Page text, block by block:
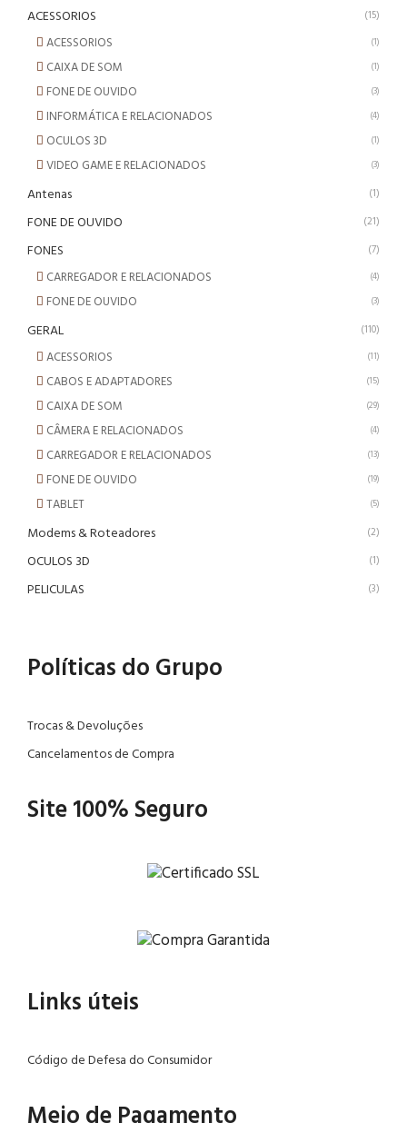
ACESSORIOS (15)
ACESSORIOS (1)
CAIXA DE SOM (1)
FONE DE OUVIDO (3)
INFORMÁTICA E RELACIONADOS (4)
OCULOS 3D (1)
VIDEO GAME E RELACIONADOS (3)
Antenas (1)
FONE DE OUVIDO (21)
FONES (7)
CARREGADOR E RELACIONADOS (4)
FONE DE OUVIDO (3)
GERAL (110)
ACESSORIOS (11)
CABOS E ADAPTADORES (15)
CAIXA DE SOM (29)
CÂMERA E RELACIONADOS (4)
CARREGADOR E RELACIONADOS (13)
FONE DE OUVIDO (19)
TABLET (5)
Modems & Roteadores (2)
OCULOS 3D (1)
PELICULAS (3)
Políticas do Grupo
Trocas & Devoluções
Cancelamentos de Compra
Site 100% Seguro
Links úteis
Código de Defesa do Consumidor